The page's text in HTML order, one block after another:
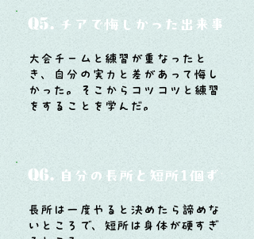
Q5. チアで悔しかった出来事と
大会チームと練習が重なったと
き、自分の実力と差があって悔し
かった。そこからコツコツと練習
をすることを学んだ。
Q6. 自分の長所と短所1個ずつ
長所は一度やると決めたら諦めな
いところで、短所は身体が硬すぎ